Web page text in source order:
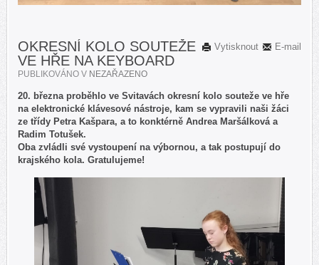
E-mail
Vytisknout
OKRESNÍ KOLO SOUTEŽE
VE HŘE NA KEYBOARD
PUBLIKOVÁNO V NEZAŘAZENO
20. března proběhlo ve Svitavách okresní kolo souteže ve hře
na elektronické klávesové nástroje, kam se vypravili naši žáci
ze třídy Petra Kašpara, a to konktérně Andrea Maršálková a
Radim Totušek.
Oba zvládli své vystoupení na výbornou, a tak postupují do
krajského kola. Gratulujeme!